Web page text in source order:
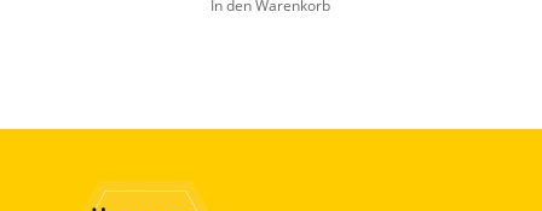
In den Warenkorb